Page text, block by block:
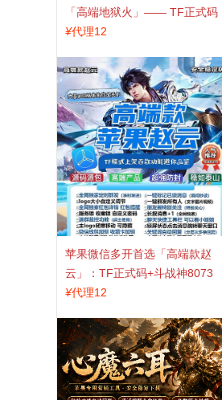
「高端地狱火」—— TF正式码
+斗战神8073包，7天退换，安全
¥代理12
苹果微信多开首选「高端款赵
云」：TF正式码+斗战神8073
包，7天退换认准拍拍卡激活码
¥代理12